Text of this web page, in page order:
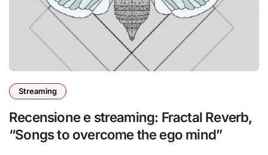
Streaming
Recensione e streaming: Fractal Reverb,
“Songs to overcome the ego mind”